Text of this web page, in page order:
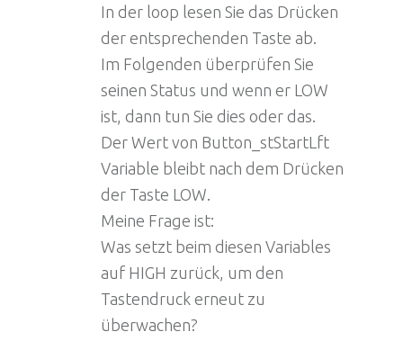
In der loop lesen Sie das Drücken
der entsprechenden Taste ab.
Im Folgenden überprüfen Sie
seinen Status und wenn er LOW
ist, dann tun Sie dies oder das.
Der Wert von Button_stStartLft
Variable bleibt nach dem Drücken
der Taste LOW.
Meine Frage ist:
Was setzt beim diesen Variables
auf HIGH zurück, um den
Tastendruck erneut zu
überwachen?